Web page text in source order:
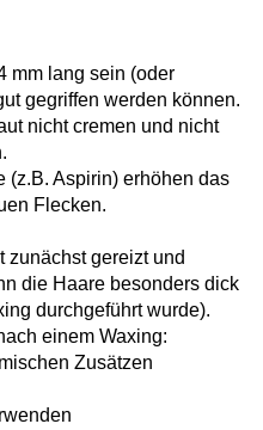
mm lang sein (oder
gegriffen werden können.
nicht cremen und nicht
(z.B. Aspirin) erhöhen das
Flecken.
zunächst gereizt und
die Haare besonders dick
durchgeführt wurde).
einem Waxing:
Zusätzen